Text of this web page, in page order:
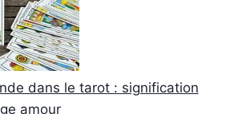
dans le tarot : signification
amour